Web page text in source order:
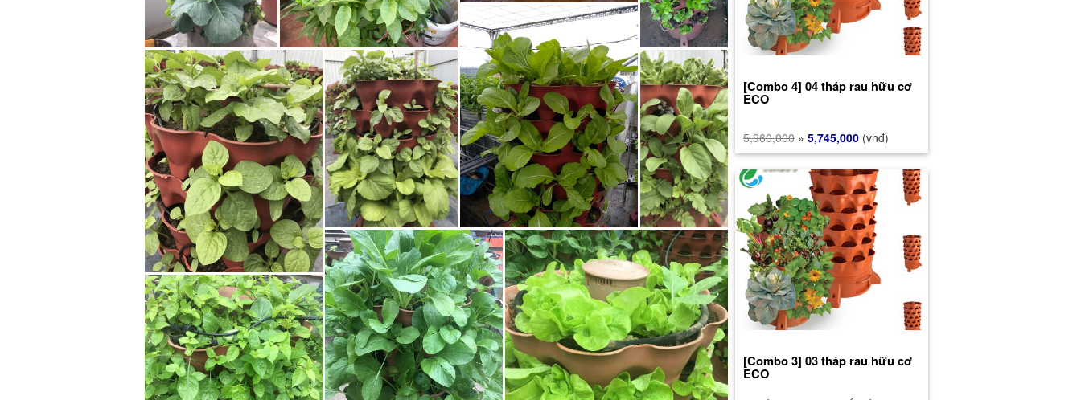
[Combo 4] 04 tháp rau hữu cơ
ECO
5,960,000 » 5,745,000 (vnđ)
[Combo 3] 03 tháp rau hữu cơ
ECO